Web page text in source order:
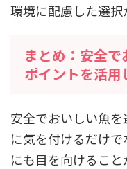
環境に配慮した選択
まとめ：安全
ポイントを活用
安全でおいしい魚
に気を付けるだけ
にも目を向けるこ